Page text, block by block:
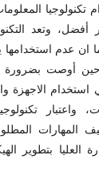
تكنولوجيا
أفضل، وتعد
ان عدم
حين أوصت بضرورة
الاجهزة
واعتبار
المهارات
العليا بتطوير